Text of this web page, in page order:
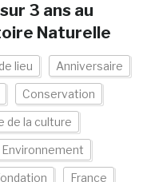
3 ans au
Naturelle
lieu Anniversaire
Conservation
de la culture
Environnement
France